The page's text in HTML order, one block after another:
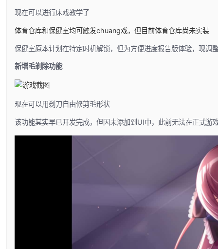
现在可以进行床戏教学了
体育仓库和保健室均可触发chuang戏，但目前体育仓库尚未实装
保健室原本计划在特定时机解锁，但为方便进度报告版体验，现调
新增毛剃除功能
现在可以用剃刀自由修剪毛形状
该功能其实早已开发完成，但因未添加到UI中，此前无法在正式游